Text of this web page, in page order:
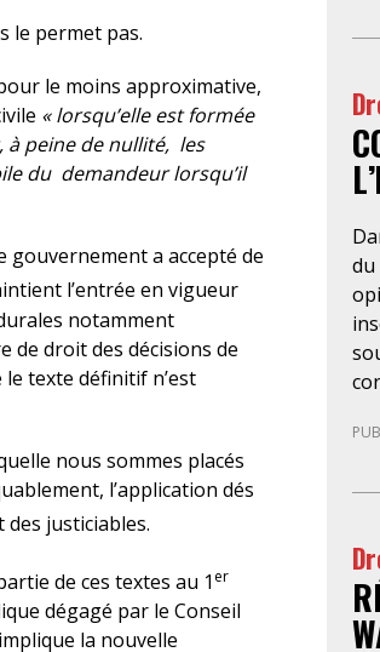
le permet pas.
le moins approximative,
« lorsqu’elle est formée
à peine de nullité, les
du demandeur lorsqu’il
gouvernement a accepté de
l’entrée en vigueur
notamment
de droit des décisions de
texte définitif n’est
nous sommes placés
l’application dés
justiciables.
de ces textes au 1 er
dégagé par le Conseil
la nouvelle
ne
du
34